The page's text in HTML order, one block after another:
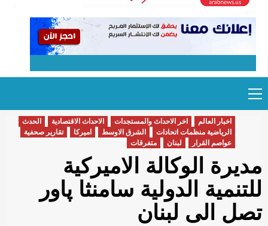
to
content
Menu
اخبار العالم اخر الاحداث والمستجدات الاحداث الاقتصادية
الحدث
الرياضية منظمات اتحادات
الشرق الاوسط اميركا
تقارير صحفية
عواصم القرار
لبنان متفرقات
مديرة الوكالة الاميركية
للتنمية الدولية سامنثا پاور
تصل الى لبنان